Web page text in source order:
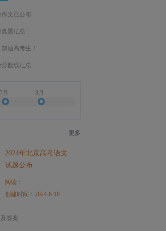
作文已公布
题汇总
油高考生！
数线汇总
7月 8月
更多
2024年北京高考语文
试题公布
阅读：
创建时间：2024-6-10
答案